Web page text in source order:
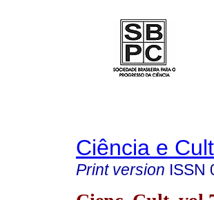
Ciência e
Print version ISSN